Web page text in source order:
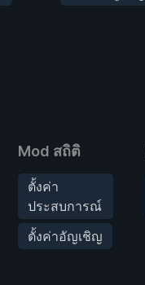
Mod สถิติ
ตั้งค่า
ประสบการณ์
ตั้งค่าอัญเชิญ